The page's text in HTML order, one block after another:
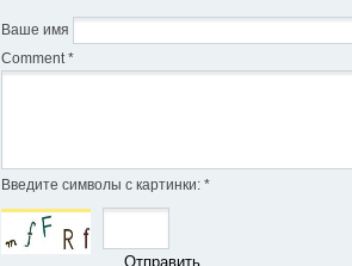
Ваше имя
Comment *
Введите символы с картинки: *